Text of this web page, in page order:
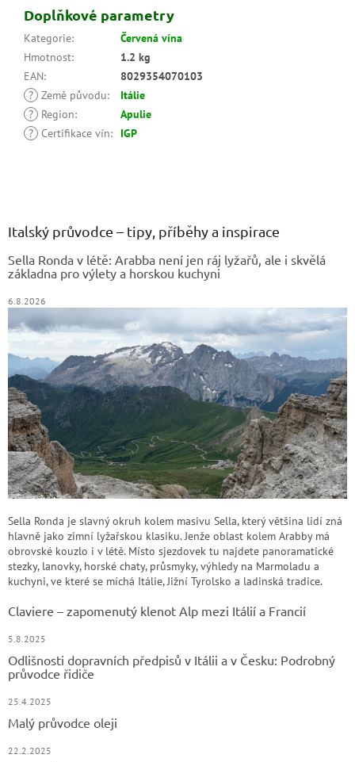
Doplňkové parametry
Kategorie:
Červená vína
Hmotnost:
1.2 kg
EAN:
8029354070103
? Země původu:
Itálie
?
Region:
Apulie
? Certifikace vín: IGP
Italský průvodce – tipy, příběhy a inspirace
Sella Ronda v létě: Arabba není jen ráj lyžařů, ale i skvělá
základna pro výlety a horskou kuchyni
6.8.2026
Sella Ronda je slavný okruh kolem masivu Sella, který většina lidí zná
hlavně jako zimní lyžařskou klasiku. Jenže oblast kolem Arabby má
obrovské kouzlo i v létě. Místo sjezdovek tu najdete panoramatické
stezky, lanovky, horské chaty, průsmyky, výhledy na Marmoladu a
kuchyni, ve které se míchá Itálie, Jižní Tyrolsko a ladinská tradice.
Claviere – zapomenutý klenot Alp mezi Itálií a Francií
5.8.2025
Odlišnosti dopravních předpisů v Itálii a v Česku: Podrobný
průvodce řidiče
25.4.2025
Malý průvodce oleji
22.2.2025